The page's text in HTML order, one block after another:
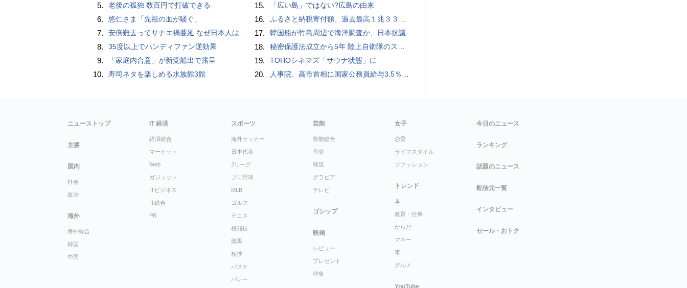
5. 老後の孤独 数百円で打破できる
6. 悠仁さま「先祖の血が騒ぐ」
7. 安倍難去ってサナエ禍蔓延 なぜ日本人は妙ちくりんな女に騙されてしまったのか（適菜収）
8. 35度以上でハンディファン逆効果
9. 「家庭内合意」が新党船出で露呈
10. 寿司ネタを楽しめる水族館3館
15. 「広い島」ではない?広島の由来
16. ふるさと納税寄付額、過去最高１兆３３１４億円…住民税控除額最大は横浜市の３７３億円
17. 韓国船が竹島周辺で海洋調査か、日本抗議
18. 秘密保護法成立から5年 陸上自衛隊のスパイ組織「別班」暴いたベテラン記者が警鐘 - BLOGOS編集部
19. TOHOシネマズ「サウナ状態」に
20. 人事院、高市首相に国家公務員給与3.5％超の大幅ベースアップを勧告
ニューストップ
主要
国内
社会
政治
海外
海外総合
韓国
中国
IT 経済
経済総合
マーケット
Web
ガジェット
ITビジネス
IT総合
PR
スポーツ
海外サッカー
日本代表
Jリーグ
プロ野球
MLB
ゴルフ
テニス
格闘技
競馬
相撲
バスケ
バレー
芸能
芸能総合
音楽
韓流
グラビア
テレビ
ゴシップ
映画
レビュー
プレゼント
特集
女子
恋愛
ライフスタイル
ファッション
トレンド
本
教育・仕事
からだ
マネー
車
グルメ
YouTube
今日のニュース
ランキング
話題のニュース
配信元一覧
インタビュー
セール・おトク